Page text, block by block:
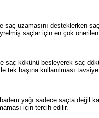
saç uzamasını desteklerken
saçlar için en çok
saç kökünü besleyerek saç
tek başına kullanılması
yağı sadece saçta değil
için tercih edilir.